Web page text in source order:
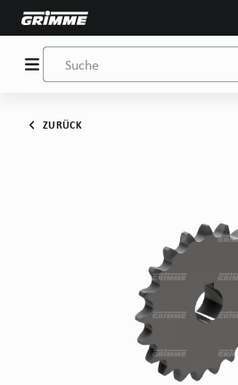
ZURÜCK